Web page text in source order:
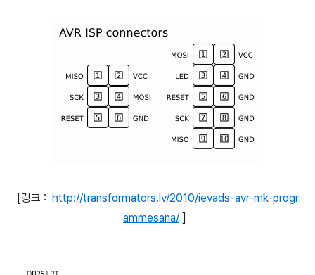
[링크 : http://transformators.lv/2010/ievads-avr-mk-progr
ammesana/ ]